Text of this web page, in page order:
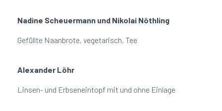
Nadine Scheuermann und Nikolai Nöthling
Gefüllte Naanbrote, vegetarisch, Tee
Alexander Löhr
Linsen- und Erbseneintopf mit und ohne Einlage